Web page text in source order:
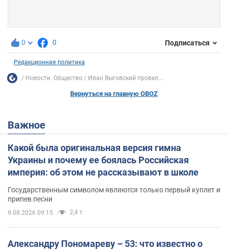
0 0 Подписаться
Редакционная политика
Новости. Общество Иван Выговский провел...
Вернуться на главную OBOZ
Важное
Какой была оригинальная версия гимна
Украины и почему ее боялась Российская
империя: об этом не рассказывают в школе
Государственным символом являются только первый куплет и
припев песни
9.08.2026 09:15 2,4 т.
Александру Пономареву – 53: что известно о